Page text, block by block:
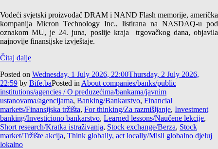
Vodeći svjetski proizvođač DRAM i NAND Flash memorije, američka
kompanija Micron Technology Inc., listirana na NASDAQ-u pod
oznakom MU, je 24. juna, poslije kraja trgovačkog dana, objavila
najnovije finansijske izvještaje.
Čitaj dalje
Posted on Wednesday, 1 July 2026, 22:00Thursday, 2 July 2026,
22:59 by Bife.baPosted in About companies/banks/public
institutions/agencies / O preduzećima/bankama/javnim
ustanovama/agencijama, Banking/Bankarstvo, Financial
markets/Finansijska tržišta, For thinking/Za razmišljanje, Investment
banking/Investiciono bankarstvo, Learned lessons/Naučene lekcije,
Short research/Kratka istraživanja, Stock exchange/Berza, Stock
market/Tržište akcija, Think globally, act locally/Misli globalno djeluj
lokalno